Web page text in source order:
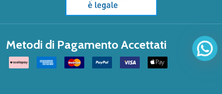
Metodi di Pagamento Accettati